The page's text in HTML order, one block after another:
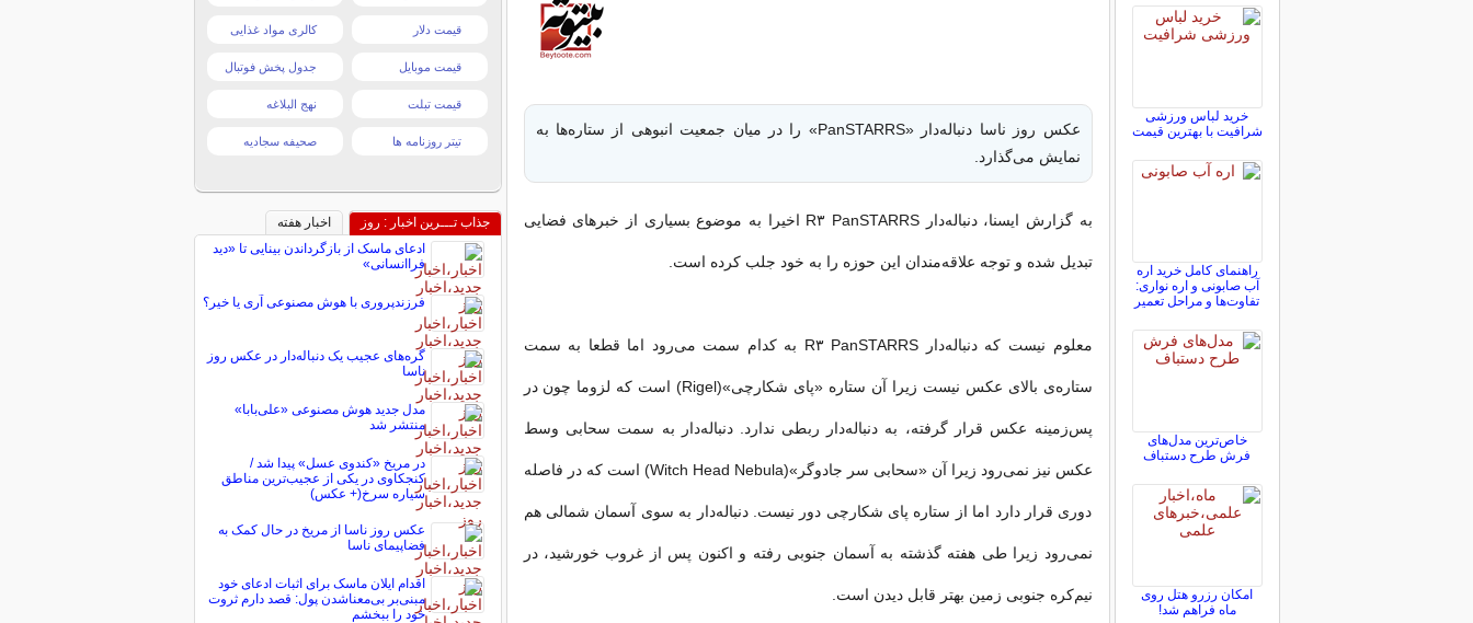
عکس روز ناسا دنباله‌دار «PanSTARRS» را در میان جمعیت انبوهی از ستاره‌ها به
نمایش می‌گذارد.
به گزارش ایسنا، دنباله‌دار R۳ PanSTARRS اخیرا به موضوع بسیاری از خبرهای فضایی
تبدیل شده و توجه علاقه‌مندان این حوزه را به خود جلب کرده است.
معلوم نیست که دنباله‌دار R۳ PanSTARRS به کدام سمت می‌رود اما قطعا به سمت
ستاره‌ی بالای عکس نیست زیرا آن ستاره ‌«پای شکارچی»(Rigel) است که لزوما چون در
پس‌زمینه‌ عکس قرار گرفته، به دنباله‌دار ربطی ندارد. دنباله‌دار به سمت سحابی وسط
عکس نیز نمی‌رود زیرا آن «سحابی سر جادوگر»(Witch Head Nebula) است که در فاصله‌
دوری قرار دارد اما از ستاره پای شکارچی دور نیست. دنباله‌دار به سوی آسمان شمالی هم
نمی‌رود زیرا طی هفته گذشته به آسمان جنوبی رفته و اکنون پس از غروب خورشید، در
نیم‌کره جنوبی زمین بهتر قابل دیدن است.
خرید لباس ورزشی
شرافیت با بهترین قیمت
راهنمای کامل خرید اره
آب صابونی و اره نواری:
تفاوت‌ها و مراحل تعمیر
خاص‌ترین مدل‌های
فرش طرح دستباف
امکان رزرو هتل روی
ماه فراهم شد!
قیمت دلار کالری مواد غذایی
قیمت موبایل جدول پخش فوتبال
قیمت تبلت نهج البلاغه
تیتر روزنامه ها صحیفه سجادیه
جذاب تـــرین اخبار : روز
اخبار هفته
ادعای ماسک از بازگرداندن بینایی تا «دید
فراانسانی»
فرزندپروری با هوش مصنوعی آری یا خیر؟
گره‌های عجیب یک دنباله‌دار در عکس روز
ناسا
مدل جدید هوش مصنوعی «علی‌بابا»
منتشر شد
در مریخ «کندوی عسل» پیدا شد /
کنجکاوی در یکی از عجیب‌ترین مناطق
سیاره سرخ(+ عکس)
عکس روز ناسا از مریخ در حال کمک به
فضاپیمای ناسا
اقدام ایلان ماسک برای اثبات ادعای خود
مبنی‌بر بی‌معناشدن پول: قصد دارم ثروت
خود را ببخشم